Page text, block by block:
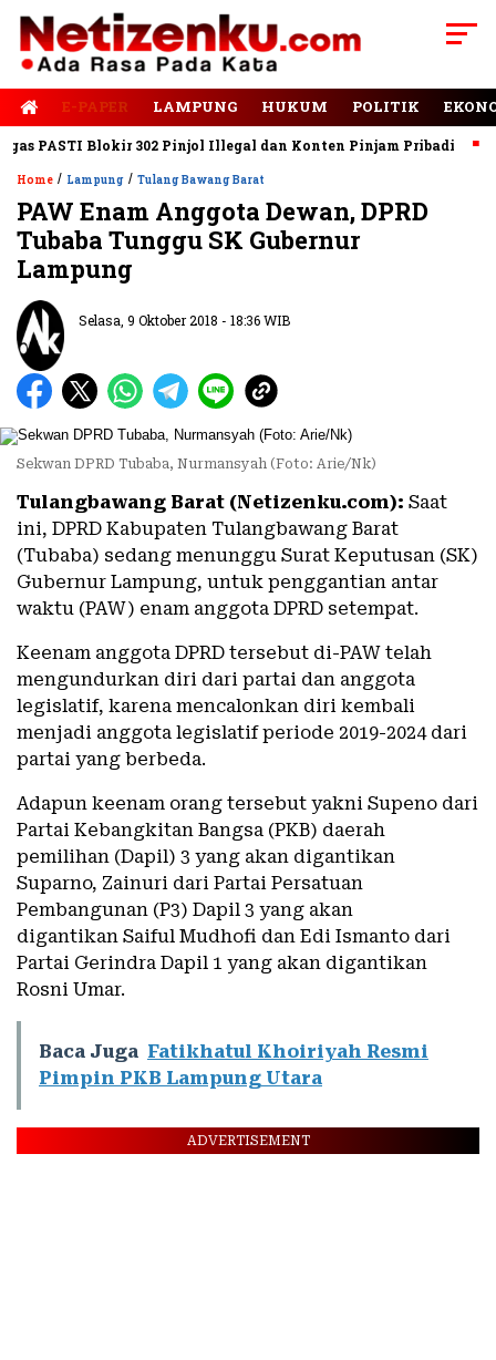
E-PAPER LAMPUNG HUKUM POLITIK
PASTI Blokir 302 Pinjol Illegal dan Konten Pinjam Pribadi
Home / Lampung / Tulang Bawang Barat
PAW Enam Anggota Dewan, DPRD
Tubaba Tunggu SK Gubernur
Lampung
Selasa, 9 Oktober 2018 - 18:36 WIB
Sekwan DPRD Tubaba, Nurmansyah (Foto: Arie/Nk)
Tulangbawang Barat (Netizenku.com): Saat
ini, DPRD Kabupaten Tulangbawang Barat
(Tubaba) sedang menunggu Surat Keputusan (SK)
Gubernur Lampung, untuk penggantian antar
waktu (PAW) enam anggota DPRD setempat.
Keenam anggota DPRD tersebut di-PAW telah
mengundurkan diri dari partai dan anggota
legislatif, karena mencalonkan diri kembali
menjadi anggota legislatif periode 2019-2024 dari
partai yang berbeda.
Adapun keenam orang tersebut yakni Supeno dari
Partai Kebangkitan Bangsa (PKB) daerah
pemilihan (Dapil) 3 yang akan digantikan
Suparno, Zainuri dari Partai Persatuan
Pembangunan (P3) Dapil 3 yang akan
digantikan Saiful Mudhofi dan Edi Ismanto dari
Partai Gerindra Dapil 1 yang akan digantikan
Rosni Umar.
Baca Juga Fatikhatul Khoiriyah Resmi
Pimpin PKB Lampung Utara
ADVERTISEMENT